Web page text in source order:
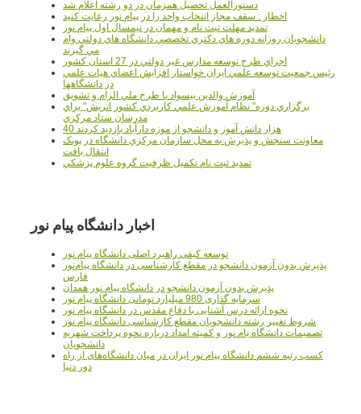
دستورالعمل تحصیل همزمان در دو رشته اعلام شد
اخطار : سقف مجاز انتخاب واحد را در پیام نور رعایت کنید
تمدید مهلت ثبت نام و مهمان در نیمسال اول پیام نور
دانشجويان روزانه دوره هاي دكتري تخصصي دانشگاه هاي دولتي وام
مي گيرند
اجراي طرح توسعه مدارس غير دولتي در 27 استان کشور
رئيس جمعيت توسعه علمي ايران خواستار افزايش اعضاي هيات علمي
در دانشگاهها
آموزش والدين بيسواد با طرح ملي الزام و تشويق
برگزاري دوره" نظام آموزش علمي كاربردي كشور اتريش" براي
مدرسان ستاد مرکزي
40 هزار دانش آموز و دانشجو از موزه دارآباد بازديد کردند
معاونت سنجش و پذيرش به محل سازمان مرکزي دانشگاه در پونک
انتقال يافت
تمديد ثبت نام تکميل ظرفيت گروه علوم پزشکي
اخبار دانشگاه پیام نور
توسعه کیفی راهبرد اصلی دانشگاه پیام نور
پذیرش بدون آزمون دانشجو در مقطع کارشناسی در دانشگاه پیام‌نور
فارس
پذیرش بدون آزمون دانشجو در دانشگاه پیام نور همدان
سرمایه گذاری 980 میلیارد تومانی دانشگاه پیام نور
نحوه ارائه درس آشنایی با دفاع مقدس در دانشگاه پیام نور
شروط تغییر رشته دانشجویان مقطع کارشناسی دانشگاه پیام نور
تصمیمات دانشگاه یام نور و کمیته امداد درباره نحوه پرداخت شهریه
دانشجویان
کسب رتبه ششم دانشگاه پیام نور ایران در میان دانشگاه‌های از راه
دور دنیا